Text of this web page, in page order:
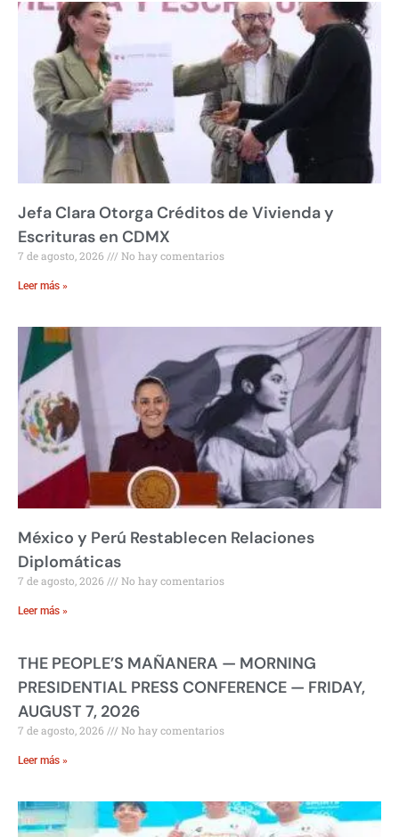
Jefa Clara Otorga Créditos de Vivienda y
Escrituras en CDMX
7 de agosto, 2026 No hay comentarios
Leer más »
México y Perú Restablecen Relaciones
Diplomáticas
7 de agosto, 2026 No hay comentarios
Leer más »
THE PEOPLE’S MAÑANERA — MORNING
PRESIDENTIAL PRESS CONFERENCE — FRIDAY,
AUGUST 7, 2026
7 de agosto, 2026 No hay comentarios
Leer más »